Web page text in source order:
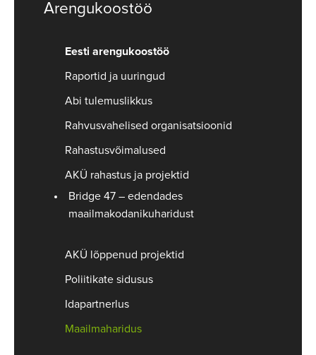
Arengukoostöö
Eesti arengukoostöö
Raportid ja uuringud
Abi tulemuslikkus
Rahvusvahelised organisatsioonid
Rahastusvõimalused
AKÜ rahastus ja projektid
Bridge 47 – edendades
maailmakodanikuharidust
AKÜ lõppenud projektid
Poliitikate sidusus
Idapartnerlus
Maailmaharidus